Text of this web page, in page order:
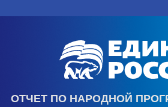
ОТЧЕТ ПО НАРОДНОЙ